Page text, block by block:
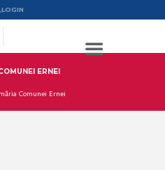
LOGIN
ERNEI
Comunei Ernei